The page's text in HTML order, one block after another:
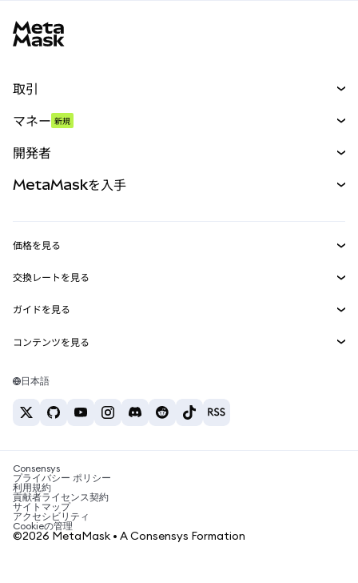
取引
パーペチュアル
RWA
マネー 新規
開発者
MetaMask Connect
Snaps
Web3サービス
MetaMaskを入手
セキュリティ
サポート
キャリア
お問い合わせ
価格を見る
イーサリアムの価格
Solanaの価格
Tetherの価格
交換レートを見る
ETH→USD
USDT→INR
BTC→INR
ETH→USDT
ガイドを見る
ETHの購入
USDTの購入
SHIBの購入
BNBの購入
コンテンツを見る
Solanaウォレット
税制関連ニュース
暗号資産の購入方法は？
ビットコインを売るには？
日本語
Consensys
プライバシー ポリシー
利用規約
貢献者ライセンス契約
サイトマップ
アクセシビリティ
Cookieの管理
©2026 MetaMask • A Consensys Formation